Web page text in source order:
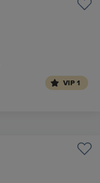
VIP 1